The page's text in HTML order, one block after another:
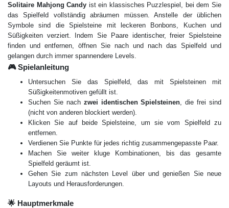
Solitaire Mahjong Candy ist ein klassisches Puzzlespiel, bei dem Sie
das Spielfeld vollständig abräumen müssen. Anstelle der üblichen
Symbole sind die Spielsteine mit leckeren Bonbons, Kuchen und
Süßigkeiten verziert. Indem Sie Paare identischer, freier Spielsteine
finden und entfernen, öffnen Sie nach und nach das Spielfeld und
gelangen durch immer spannendere Levels.
🎮 Spielanleitung
Untersuchen Sie das Spielfeld, das mit Spielsteinen mit
Süßigkeitenmotiven gefüllt ist.
Suchen Sie nach zwei identischen Spielsteinen , die frei sind
(nicht von anderen blockiert werden).
Klicken Sie auf beide Spielsteine, um sie vom Spielfeld zu
entfernen.
Verdienen Sie Punkte für jedes richtig zusammengepasste Paar.
Machen Sie weiter kluge Kombinationen, bis das gesamte
Spielfeld geräumt ist.
Gehen Sie zum nächsten Level über und genießen Sie neue
Layouts und Herausforderungen.
🌟 Hauptmerkmale